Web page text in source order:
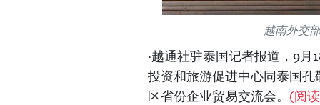
越南外交
·越通社驻泰国记者报道，9
投资和旅游促进中心同泰国
区省份企业贸易交流会。 (阅